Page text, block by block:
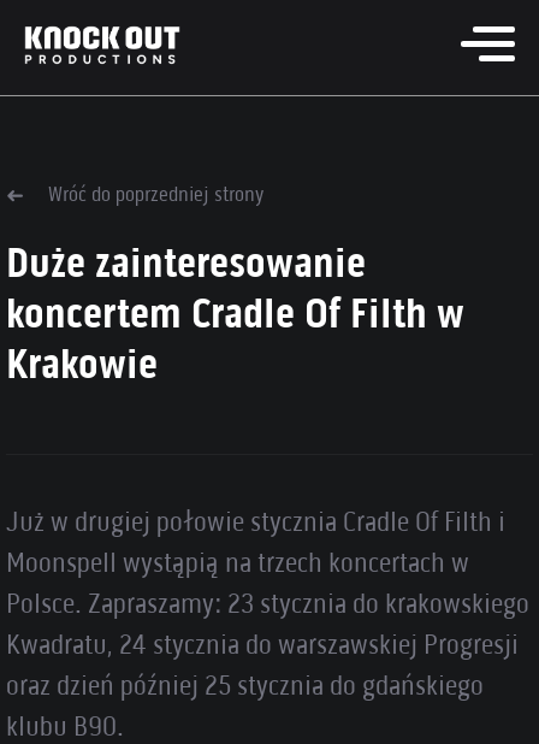
Wróć do poprzedniej strony
Duże zainteresowanie
koncertem Cradle Of Filth w
Krakowie
Już w drugiej połowie stycznia Cradle Of Filth i
Moonspell wystąpią na trzech koncertach w
Polsce. Zapraszamy: 23 stycznia do krakowskiego
Kwadratu, 24 stycznia do warszawskiej Progresji
oraz dzień później 25 stycznia do gdańskiego
klubu B90.